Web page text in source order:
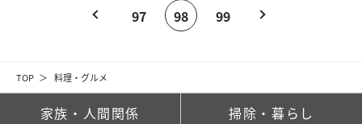
TOP 料理・グルメ
97 98 99
家族・人間関係 掃除・暮らし